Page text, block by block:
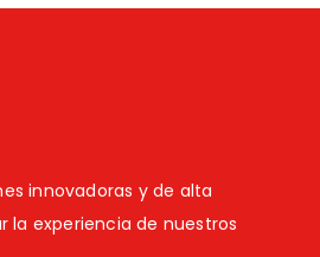
innovadoras y de alta
la experiencia de nuestros